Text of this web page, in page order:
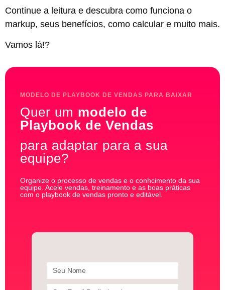
Continue a leitura e descubra como funciona o
markup, seus benefícios, como calcular e muito mais.
Vamos lá!?
MODELO DE PLAYBOOK DE VENDAS PARA BAIXAR
Quer um modelo de
Playbook de Vendas
para adaptar para a sua
equipe?
Organize o processo de vendas e o conhcimento da sua
equipe. Acele vendas, treinamento e as boas práticas
com o playbook de vendas pronto e editável.